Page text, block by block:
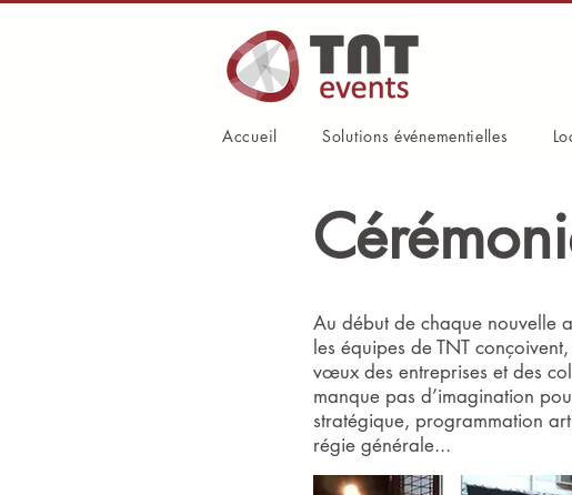
Au début de chaque nouvelle
les équipes de TNT
vœux des entreprises et des
manque pas d’imagination
stratégique, programmation
régie générale...
Accueil Solutions événementielles